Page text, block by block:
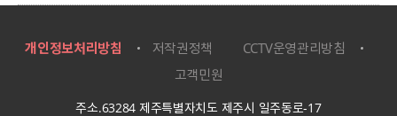
개인정보처리방침 저작권정책
CCTV운영관리방침
고객민원
주소.63284 제주특별자치도 제주시 일주동로-17